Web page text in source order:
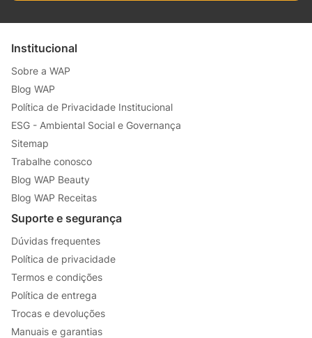
Institucional
Sobre a WAP
Blog WAP
Política de Privacidade Institucional
ESG - Ambiental Social e Governança
Sitemap
Trabalhe conosco
Blog WAP Beauty
Blog WAP Receitas
Suporte e segurança
Dúvidas frequentes
Política de privacidade
Termos e condições
Política de entrega
Trocas e devoluções
Manuais e garantias